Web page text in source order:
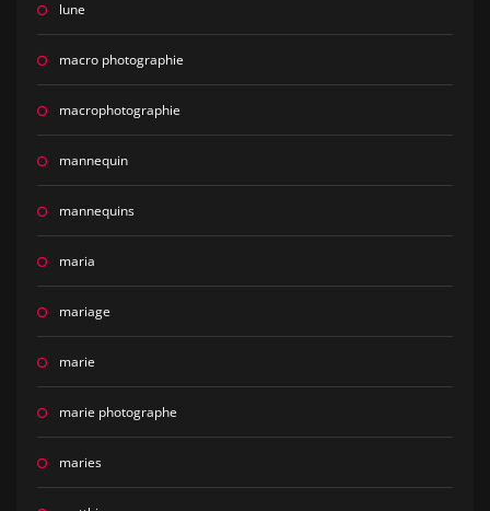
lune
macro photographie
macrophotographie
mannequin
mannequins
maria
mariage
marie
marie photographe
maries